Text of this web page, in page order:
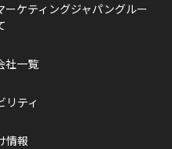
ーケティングジャパングルー
社一覧
リティ
情報